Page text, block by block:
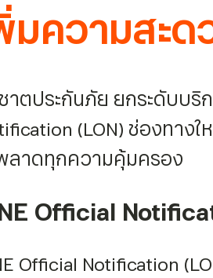
มความสะด
าตประกันภัย ยกระดับบริ
(LON) ช่องทา
ลาดทุกความคุ้มครอง
Official
Official Notification